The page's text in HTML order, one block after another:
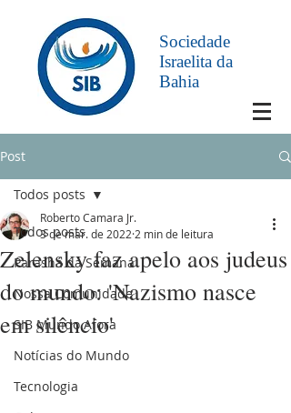
Sociedade
Israelita da
Bahia
Post
Todos posts
Parashá da Semana
Nossa Comunidade
SIB Mundo Afora
Notícias do Mundo
Tecnologia
Todos posts
Zelensky faz apelo aos judeus
do mundo: 'Nazismo nasce
em silêncio'
Roberto Camara Jr.
3 de mar. de 2022 2 min de leitura